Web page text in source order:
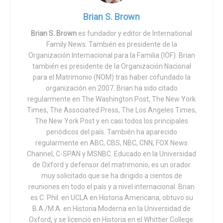
Margaret Sanger, Gregory Pincus y el equipo responsable
de la creación de la píldora anticonceptiva original tuvieron
que ir a Puerto Rico para buscar sujetos para sus
experimentos. Las mujeres estadounidenses no
toleraban los efectos secundarios de la píldora, y
resultaron ser sujetos poco confiables.
La verbosidad continua en la sección «financiamento/
intereses contrapuestos» de este documento debería
hacer reflexionar a cualquiera. Desde tener acciones en
Previvo, hasta formar parte de su junta directiva y
asesorar a otras compañías de genómica o fertilidad, los
autores del artículo tienen claramente un fuerte interés
financiero en los resultados de esta investigación.
Y con la misma claridad, no ven nada de malo en explotar
los cuerpos de las mujeres pobres y pertenecientes a
minorías para obtener ganancias financieras masivas.
Este han dejado atrás el pasado comunista para avanzar
York Times y otros medios importantes siguen perplejos:
de hecho, no pueden entender por qué en estos países
post-comunistas proteger a la familia debería ser una
prioridad.
Del mismo modo, cuando los africanos se rebelan contra
el intento de redefinir la familia y «normalizar» el aborto, la
prensa guarda silencio, un silencio sorprendente. La
indignación palpable en África ante los intentos de
condicionar la ayuda económica a los cambios políticos
«liberales» (es decir, a las políticas a favor del aborto y a
la redefinición del matrimonio), es trivializada, y muy
pocos periodistas honestos lo han tratado.
En todas partes, el sesgo antifamiliar de los HSH es
Brian S. Brown
Brian S. Brown es fundador y editor de International
Family News. También es presidente de la
Organización Internacional para la Familia (IOF). Brian
también es presidente de la Organización Nacional
para el Matrimonio (NOM) tras haber cofundado la
organización en 2007. Brian ha sido citado
regularmente en The Washington Post, The New York
Times, The Associated Press, The Los Angeles Times,
The New York Post y en casi todos los principales
periódicos del país. También ha aparecido
regularmente en ABC, CBS, NBC, CNN, FOX News
Channel, C-SPAN y MSNBC. Educado en la Universidad
de Oxford y defensor del matrimonio, es un orador
muy solicitado que se ha dirigido a cientos de
reuniones en todo el país y a nivel internacional. Brian
es C. Phil. en UCLA en Historia Americana, obtuvo su
B.A./M.A. en Historia Moderna en la Universidad de
Oxford, y se licenció en Historia en el Whittier College.